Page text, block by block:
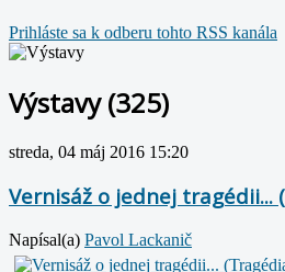
Prihláste sa k odberu tohto RSS kanála
Výstavy (325)
streda, 04 máj 2016 15:20
Vernisáž o jednej tragédii...
Napísal(a) Pavol Lackanič